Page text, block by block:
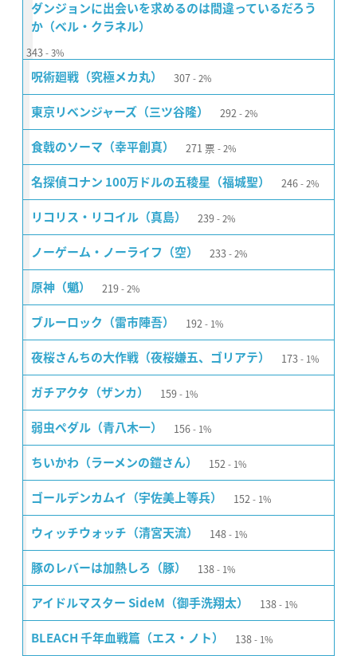
ダンジョンに出会いを求めるのは間違っているだろう
か（ベル・クラネル）
343 3%
呪術廻戦（究極メカ丸） 307 2%
東京リベンジャーズ（三ツ谷隆） 292 2%
食戟のソーマ（幸平創真） 271 票 2%
名探偵コナン 100万ドルの五稜星（福城聖） 246 2%
リコリス・リコイル（真島） 239 2%
ノーゲーム・ノーライフ（空） 233 2%
原神（魈） 219 2%
ブルーロック（雷市陣吾） 192 1%
夜桜さんちの大作戦（夜桜嫌五、ゴリアテ） 173 1%
ガチアクタ（ザンカ） 159 1%
弱虫ペダル（青八木一） 156 1%
ちいかわ（ラーメンの鎧さん） 152 1%
ゴールデンカムイ（宇佐美上等兵） 152 1%
ウィッチウォッチ（清宮天流） 148 1%
豚のレバーは加熱しろ（豚） 138 1%
アイドルマスター SideM（御手洗翔太） 138 1%
BLEACH 千年血戦篇（エス・ノト） 138 1%